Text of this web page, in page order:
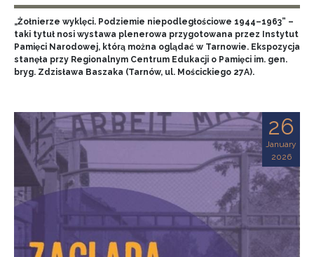
„Żołnierze wyklęci. Podziemie niepodległościowe 1944–1963” –
taki tytuł nosi wystawa plenerowa przygotowana przez Instytut
Pamięci Narodowej, którą można oglądać w Tarnowie. Ekspozycja
stanęła przy Regionalnym Centrum Edukacji o Pamięci im. gen.
bryg. Zdzisława Baszaka (Tarnów, ul. Mościckiego 27A).
26
January
2026